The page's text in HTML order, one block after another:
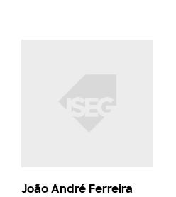
João André Ferreira